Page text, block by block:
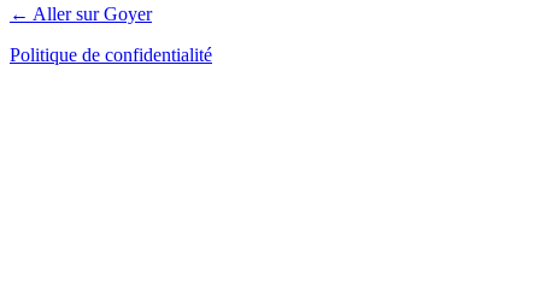
← Aller sur Goyer
Politique de confidentialité